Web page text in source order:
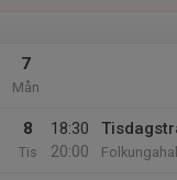
7
Mån
8
Tis
18:30
20:00